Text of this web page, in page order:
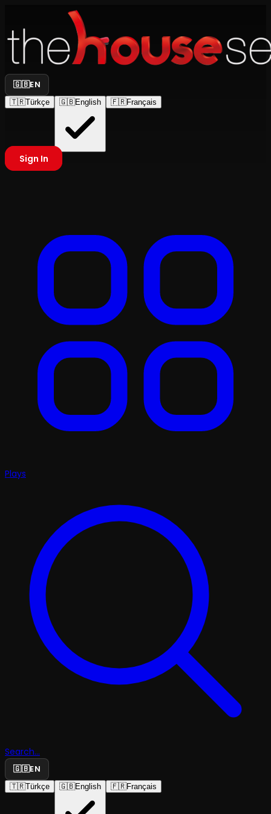
🇬🇧EN
🇹🇷Türkçe 🇬🇧English 🇫🇷Français
Sign In
Plays
Search...
🇬🇧EN
🇹🇷Türkçe 🇬🇧English 🇫🇷Français